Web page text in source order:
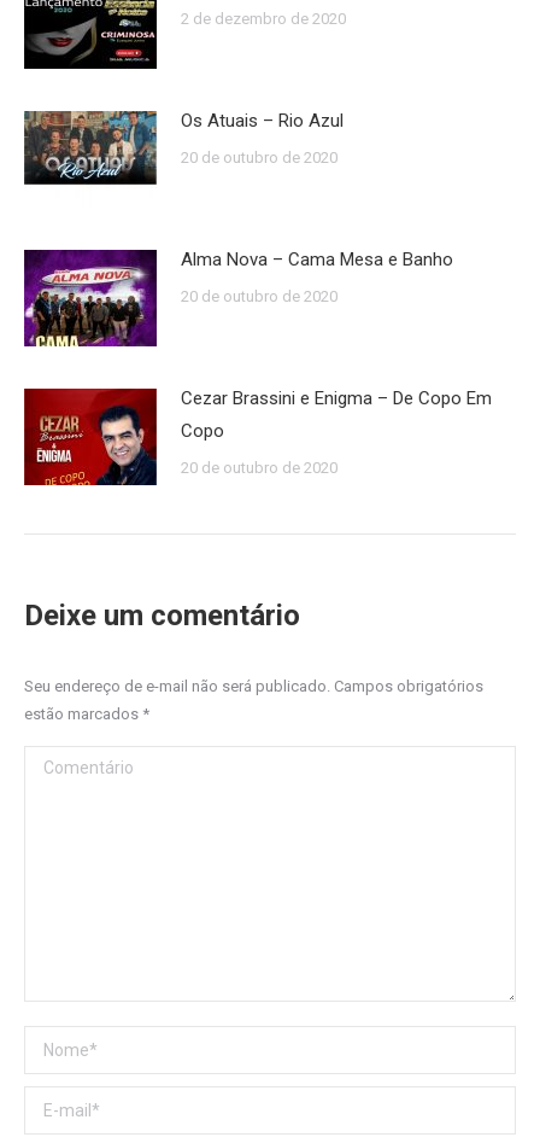
2 de dezembro de 2020
Os Atuais – Rio Azul
20 de outubro de 2020
Alma Nova – Cama Mesa e Banho
20 de outubro de 2020
Cezar Brassini e Enigma – De Copo Em
Copo
20 de outubro de 2020
Deixe um comentário
Seu endereço de e-mail não será publicado. Campos obrigatórios
estão marcados *
Comentário
Nome *
E-mail *